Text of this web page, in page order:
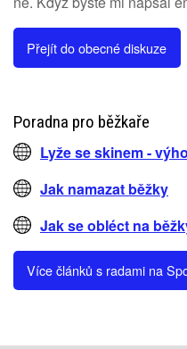
Přejít do obecné diskuze
Poradna pro běžkaře
Lyže se skinem -
Jak namazat běžky
Jak se obléct na
Více článků s radami na